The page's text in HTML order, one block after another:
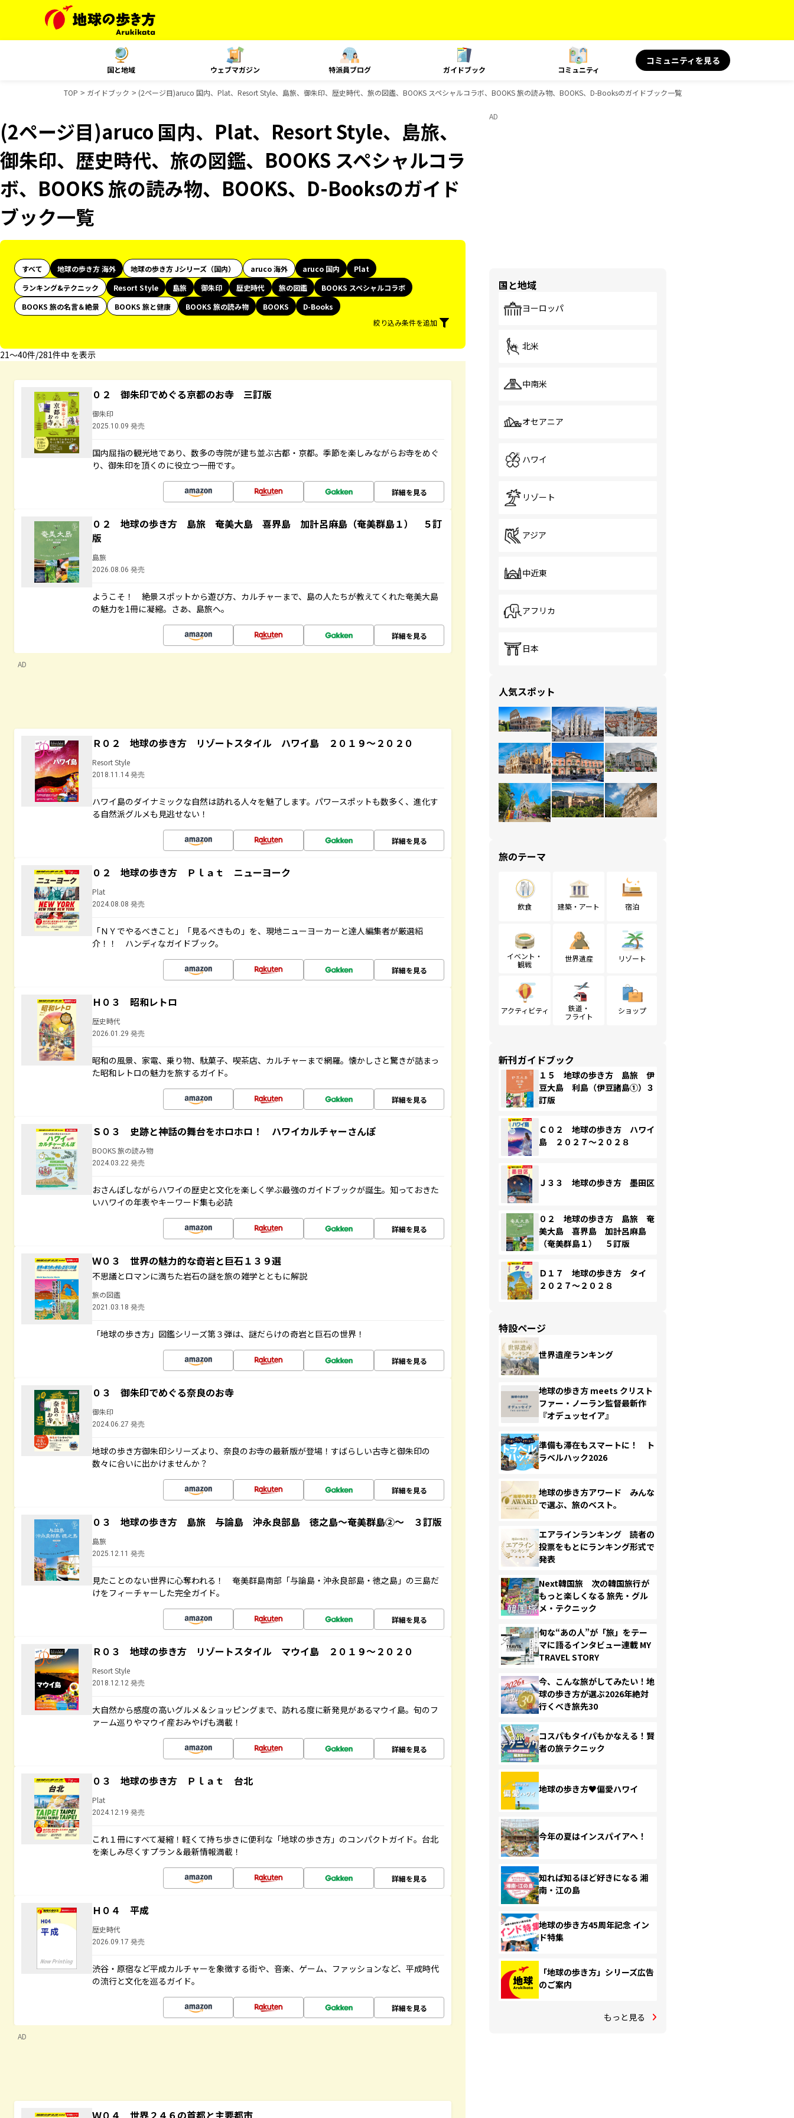
国と地域 ウェブマガジン 特派員ブログ ガイドブック コミュニティ
コミュニティを見る
TOP ガイドブック (2ページ目)aruco 国内、Plat、Resort Style、島旅、御朱印、歴史時代、旅の図鑑、BOOKS スペシャルコラボ、BOOKS 旅の読み物、BOOKS、D-Booksのガイドブック一覧
(2ページ目)aruco 国内、Plat、Resort Style、島旅、
御朱印、歴史時代、旅の図鑑、BOOKS スペシャルコラ
ボ、BOOKS 旅の読み物、BOOKS、D-Booksのガイド
ブック一覧
すべて 地球の歩き方 海外 地球の歩き方 Jシリーズ（国内） aruco 海外 aruco 国内
Plat
ランキング&テクニック
Resort Style 島旅 御朱印 歴史時代 旅の図鑑
BOOKS スペシャルコラボ
BOOKS 旅の名言＆絶景
BOOKS 旅と健康 BOOKS 旅の読み物 BOOKS
D-Books
絞り込み条件を追加
21〜40件/281件中 を表示
０２ 御朱印でめぐる京都のお寺 三訂版
御朱印
2025.10.09 発売
国内屈指の観光地であり、数多の寺院が建ち並ぶ古都・京都。季節を楽しみながらお寺をめぐ
り、御朱印を頂くのに役立つ一冊です。
詳細を見る
０２ 地球の歩き方 島旅 奄美大島 喜界島 加計呂麻島（奄美群島１） ５訂
版
島旅
2026.08.06 発売
ようこそ！ 絶景スポットから遊び方、カルチャーまで、島の人たちが教えてくれた奄美大島
の魅力を1冊に凝縮。さあ、島旅へ。
詳細を見る
AD
Ｒ０２ 地球の歩き方 リゾートスタイル ハワイ島 ２０１９～２０２０
Resort Style
2018.11.14 発売
ハワイ島のダイナミックな自然は訪れる人々を魅了します。パワースポットも数多く、進化す
る自然派グルメも見逃せない！
詳細を見る
０２ 地球の歩き方 Ｐｌａｔ ニューヨーク
Plat
2024.08.08 発売
「ＮＹでやるべきこと」「見るべきもの」を、現地ニューヨーカーと達人編集者が厳選紹
介！！ ハンディなガイドブック。
詳細を見る
Ｈ０３ 昭和レトロ
歴史時代
2026.01.29 発売
昭和の風景、家電、乗り物、駄菓子、喫茶店、カルチャーまで網羅。懐かしさと驚きが詰まっ
た昭和レトロの魅力を旅するガイド。
詳細を見る
Ｓ０３ 史跡と神話の舞台をホロホロ！ ハワイカルチャーさんぽ
BOOKS 旅の読み物
2024.03.22 発売
おさんぽしながらハワイの歴史と文化を楽しく学ぶ最強のガイドブックが誕生。知っておきた
いハワイの年表やキーワード集も必読
詳細を見る
Ｗ０３ 世界の魅力的な奇岩と巨石１３９選
不思議とロマンに満ちた岩石の謎を旅の雑学とともに解説
旅の図鑑
2021.03.18 発売
「地球の歩き方」図鑑シリーズ第３弾は、謎だらけの奇岩と巨石の世界！
詳細を見る
０３ 御朱印でめぐる奈良のお寺
御朱印
2024.06.27 発売
地球の歩き方御朱印シリーズより、奈良のお寺の最新版が登場！すばらしい古寺と御朱印の
数々に合いに出かけませんか？
詳細を見る
０３ 地球の歩き方 島旅 与論島 沖永良部島 徳之島～奄美群島②～ ３訂版
島旅
2025.12.11 発売
見たことのない世界に心奪われる！ 奄美群島南部「与論島・沖永良部島・徳之島」の三島だ
けをフィーチャーした完全ガイド。
詳細を見る
Ｒ０３ 地球の歩き方 リゾートスタイル マウイ島 ２０１９～２０２０
Resort Style
2018.12.12 発売
大自然から感度の高いグルメ＆ショッピングまで、訪れる度に新発見があるマウイ島。旬のフ
ァーム巡りやマウイ産おみやげも満載！
詳細を見る
０３ 地球の歩き方 Ｐｌａｔ 台北
Plat
2024.12.19 発売
これ１冊にすべて凝縮！軽くて持ち歩きに便利な「地球の歩き方」のコンパクトガイド。台北
を楽しみ尽くすプラン＆最新情報満載！
詳細を見る
Ｈ０４ 平成
歴史時代
2026.09.17 発売
渋谷・原宿など平成カルチャーを象徴する街や、音楽、ゲーム、ファッションなど、平成時代
の流行と文化を巡るガイド。
詳細を見る
AD
Ｗ０４ 世界２４６の首都と主要都市
AD
国と地域
ヨーロッパ
北米
中南米
オセアニア
ハワイ
リゾート
アジア
中近東
アフリカ
日本
人気スポット
旅のテーマ
飲食 建築・アート 宿泊
イベント・
観戦
世界遺産 リゾート
アクティビティ
鉄道・
フライト
ショップ
新刊ガイドブック
１５ 地球の歩き方 島旅 伊
豆大島 利島（伊豆諸島①）３
訂版
Ｃ０２ 地球の歩き方 ハワイ
島 ２０２７～２０２８
Ｊ３３ 地球の歩き方 墨田区
０２ 地球の歩き方 島旅 奄
美大島 喜界島 加計呂麻島
（奄美群島１） ５訂版
Ｄ１７ 地球の歩き方 タイ
２０２７～２０２８
特設ページ
世界遺産ランキング
地球の歩き方 meets クリスト
ファー・ノーラン監督最新作
『オデュッセイア』
準備も滞在もスマートに！ ト
ラベルハック2026
地球の歩き方アワード みんな
で選ぶ、旅のベスト。
エアラインランキング 読者の
投票をもとにランキング形式で
発表
Next韓国旅 次の韓国旅行が
もっと楽しくなる 旅先・グル
メ・テクニック
旬な“あの人”が「旅」をテー
マに語るインタビュー連載 MY
TRAVEL STORY
今、こんな旅がしてみたい！地
球の歩き方が選ぶ2026年絶対
行くべき旅先30
コスパもタイパもかなえる！賢
者の旅テクニック
地球の歩き方♥偏愛ハワイ
今年の夏はインスパイアへ！
知れば知るほど好きになる 湘
南・江の島
地球の歩き方45周年記念 イン
ド特集
「地球の歩き方」シリーズ広告
のご案内
もっと見る